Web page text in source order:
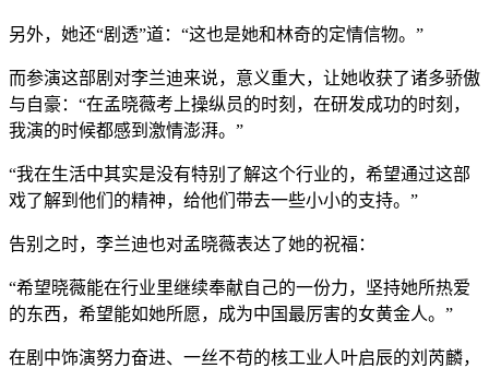
另外，她还“剧透”道：“这也是她和林奇的定情信物。”
而参演这部剧对李兰迪来说，意义重大，让她收获了诸多骄傲
与自豪：“在孟晓薇考上操纵员的时刻，在研发成功的时刻，
我演的时候都感到激情澎湃。”
“我在生活中其实是没有特别了解这个行业的，希望通过这部
戏了解到他们的精神，给他们带去一些小小的支持。”
告别之时，李兰迪也对孟晓薇表达了她的祝福：
“希望晓薇能在行业里继续奉献自己的一份力，坚持她所热爱
的东西，希望能如她所愿，成为中国最厉害的女黄金人。”
在剧中饰演努力奋进、一丝不苟的核工业人叶启辰的刘芮麟，